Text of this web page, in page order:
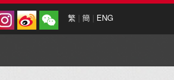
繁 | 簡 | ENG